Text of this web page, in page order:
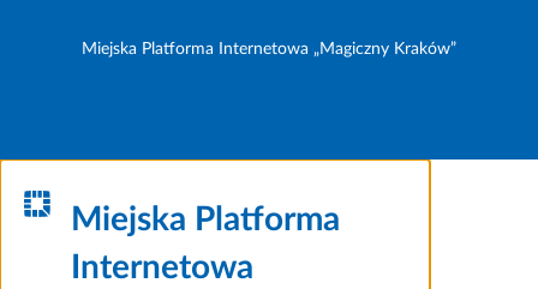
Miejska Platforma Internetowa „Magiczny Kraków”
Miejska Platforma
Internetowa